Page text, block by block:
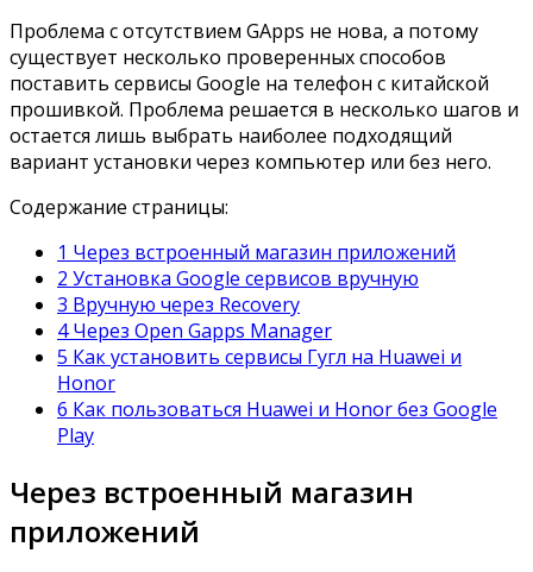
Проблема с отсутствием GApps не нова, а потому
существует несколько проверенных способов
поставить сервисы Google на телефон с китайской
прошивкой. Проблема решается в несколько шагов и
остается лишь выбрать наиболее подходящий
вариант установки через компьютер или без него.
Содержание страницы:
1 Через встроенный магазин приложений
2 Установка Google сервисов вручную
3 Вручную через Recovery
4 Через Open Gapps Manager
5 Как установить сервисы Гугл на Huawei и
Honor
6 Как пользоваться Huawei и Honor без Google
Play
Через встроенный магазин
приложений